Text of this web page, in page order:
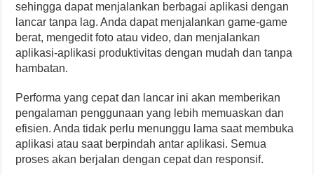
sehingga dapat menjalankan berbagai aplikasi dengan
lancar tanpa lag. Anda dapat menjalankan game-game
berat, mengedit foto atau video, dan menjalankan
aplikasi-aplikasi produktivitas dengan mudah dan tanpa
hambatan.
Performa yang cepat dan lancar ini akan memberikan
pengalaman penggunaan yang lebih memuaskan dan
efisien. Anda tidak perlu menunggu lama saat membuka
aplikasi atau saat berpindah antar aplikasi. Semua
proses akan berjalan dengan cepat dan responsif.